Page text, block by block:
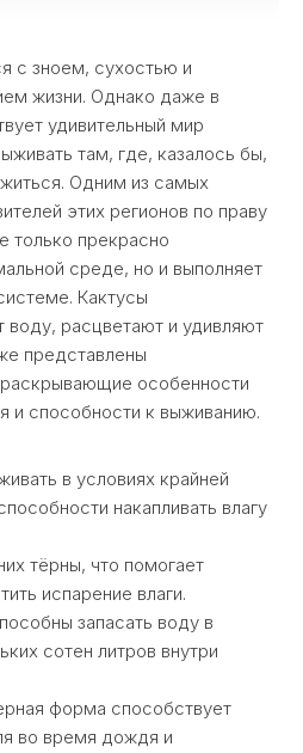
с зноем, сухостью и
жизни. Однако даже в
удивительный мир
там, где, казалось бы,
Одним из самых
этих регионов по праву
только прекрасно
среде, но и выполняет
Кактусы
расцветают и удивляют
представлены
особенности
и способности к выживанию.
в условиях крайней
накапливать влагу
тёрны, что помогает
испарение влаги.
запасать воду в
сотен литров внутри
форма способствует
во время дождя и